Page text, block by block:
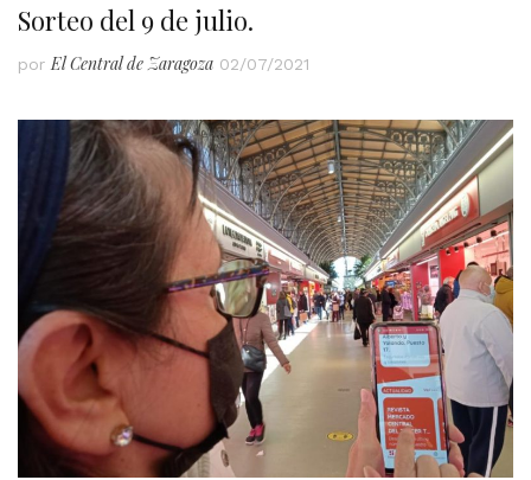
Sorteo del 9 de julio.
por El Central de Zaragoza 02/07/2021